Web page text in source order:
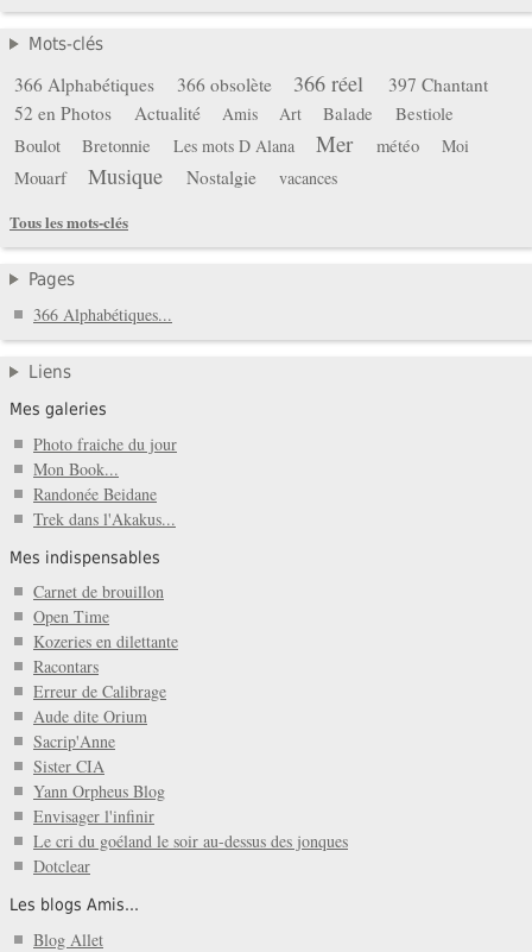
Mots-clés
366 Alphabétiques 366 obsolète 366 réel
397 Chantant
52 en Photos
Actualité Amis Art Balade
Bestiole
Boulot
Bretonnie Les mots D Alana Mer météo Moi
Mouarf Musique Nostalgie
vacances
Tous les mots-clés
Pages
366 Alphabétiques...
Liens
Mes galeries
Photo fraiche du jour
Mon Book...
Randonée Beidane
Trek dans l'Akakus...
Mes indispensables
Carnet de brouillon
Open Time
Kozeries en dilettante
Racontars
Erreur de Calibrage
Aude dite Orium
Sacrip'Anne
Sister CIA
Yann Orpheus Blog
Envisager l'infinir
Le cri du goéland le soir au-dessus des jonques
Dotclear
Les blogs Amis...
Blog Allet